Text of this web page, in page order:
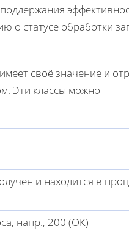
о статусе обработки
своё значение и
Эти классы можно
и находится в
напр., 200 (ОК)